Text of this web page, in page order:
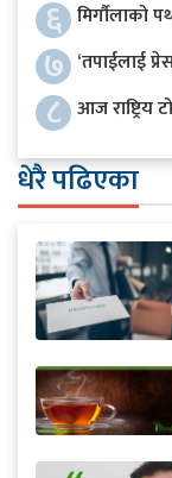
६ मिर्गौलाको
७ ‘तपाईलाई
८ आज राष्ट्रिय
धेरै पढिएका